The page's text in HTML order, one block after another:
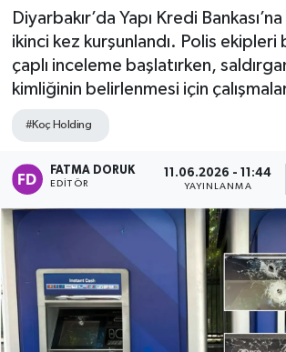
Diyarbakır’da Yapı Kredi
ikinci kez kurşunlandı. Polis
çaplı inceleme başlatırken,
kimliğinin belirlenmesi için
#Koç Holding
FATMA DORUK
EDITÖR
11.06.2026 - 11:44
YAYINLANMA